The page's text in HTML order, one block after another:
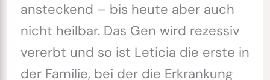
ansteckend – bis heute aber auch
nicht heilbar. Das Gen wird rezessiv
vererbt und so ist Leticia die erste in
der Familie, bei der die Erkrankung